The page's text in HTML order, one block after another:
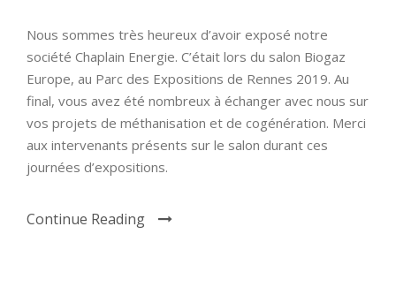
Nous sommes très heureux d’avoir exposé notre
société Chaplain Energie. C’était lors du salon Biogaz
Europe, au Parc des Expositions de Rennes 2019. Au
final, vous avez été nombreux à échanger avec nous sur
vos projets de méthanisation et de cogénération. Merci
aux intervenants présents sur le salon durant ces
journées d’expositions.
Continue Reading